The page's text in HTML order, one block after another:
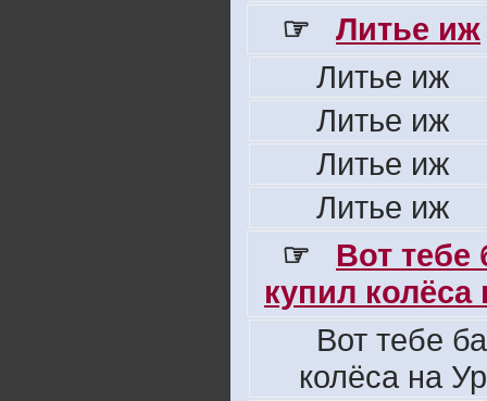
☞
Литье иж
Литье иж
Литье иж
Литье иж
Литье иж
☞
Вот
купил колёса
Вот тебе
колёса на